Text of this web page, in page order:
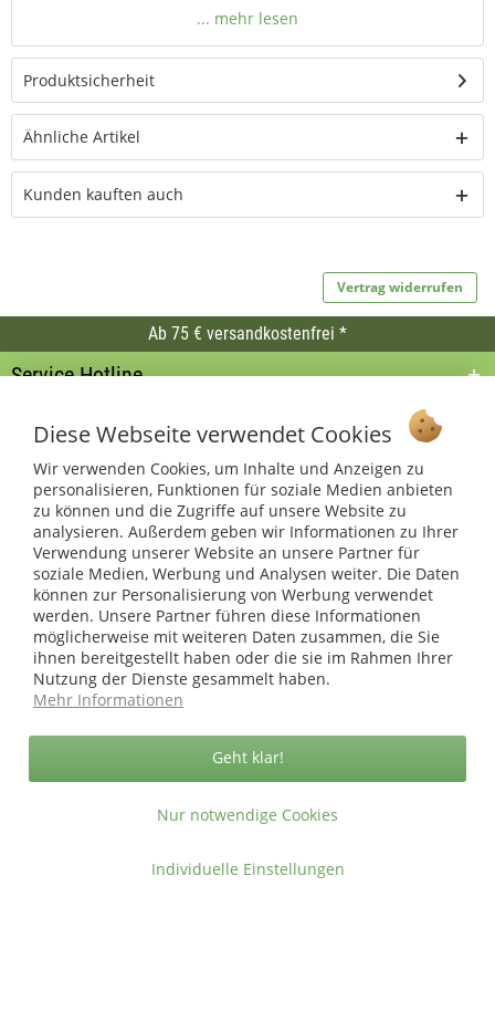
Produktsicherheit
Ähnliche Artikel
Kunden kauften auch
Vertrag widerrufen
Ab 75 € versandkostenfrei *
Service Hotline
Shop Service
Informationen
* bei Paketversand. Alle Preise inkl. gesetzl. Mehrwertsteuer zzgl.
Versandkosten.
Copyright © afp marketing gmbh - Alle Rechte vorbehalten
Sicher zahlen in unserem Onlineshop
Diese Webseite verwendet Cookies
Wir verwenden Cookies, um Inhalte und Anzeigen zu
personalisieren, Funktionen für soziale Medien anbieten
zu können und die Zugriffe auf unsere Website zu
analysieren. Außerdem geben wir Informationen zu Ihrer
Verwendung unserer Website an unsere Partner für
soziale Medien, Werbung und Analysen weiter. Die Daten
können zur Personalisierung von Werbung verwendet
werden. Unsere Partner führen diese Informationen
möglicherweise mit weiteren Daten zusammen, die Sie
ihnen bereitgestellt haben oder die sie im Rahmen Ihrer
Nutzung der Dienste gesammelt haben.
Mehr Informationen
Nur notwendige Cookies
Geht klar!
Individuelle Einstellungen